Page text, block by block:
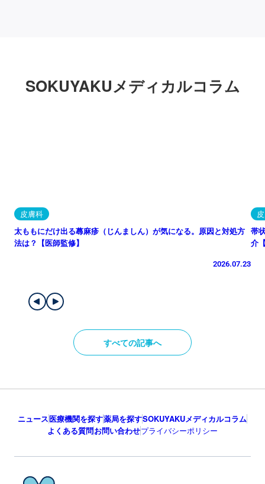
SOKUYAKUメディカルコラム
皮膚科
太ももにだけ出る蕁麻疹（じんましん）が気になる。原因と対処方
法は？【医師監修】
2026.07.23
帯
介
すべての記事へ
ニュース医療機関を探す薬局を探すSOKUYAKUメディカルコラム
よくある質問お問い合わせプライバシーポリシー